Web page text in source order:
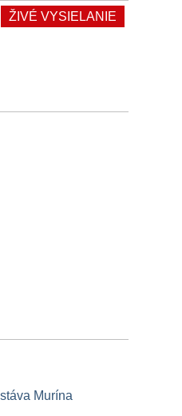
ŽIVÉ VYSIELANIE
Murína